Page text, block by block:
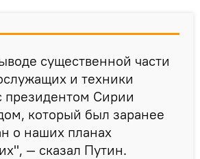
существенной части
и техники
президентом Сирии
который был заранее
о наших планах
— сказал Путин.